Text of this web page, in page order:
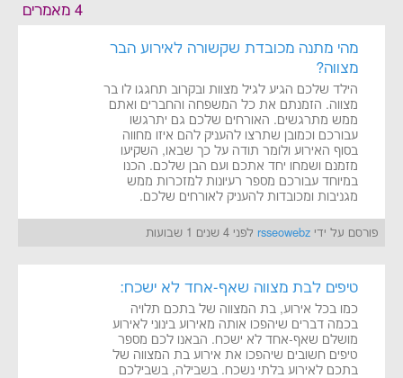
4 מאמרים
מהי מתנה מכובדת שקשורה לאירוע הבר
מצווה?
הילד שלכם הגיע לגיל מצוות ובקרוב תחגגו לו בר
מצווה. הזמנתם את כל המשפחה והחברים ואתם
ממש מתרגשים. האורחים שלכם גם יתרגשו
עבורכם וכמובן שתרצו להעניק להם איזו מחווה
בסוף האירוע ולומר תודה על כך שבאו, השקיעו
מזמנם ושמחו יחד אתכם ועם הבן שלכם. הכנו
במיוחד עבורכם מספר רעיונות למזכרות ממש
מגניבות ומכובדות להעניק לאורחים שלכם.
פורסם על ידי rsseowebz לפני 4 שנים 1 שבועות
טיפים לבת מצווה שאף-אחד לא ישכח:
כמו בכל אירוע, בת המצווה של בתכם תלויה
בכמה דברים שיהפכו אותה מאירוע בינוני לאירוע
מושלם שאף-אחד לא ישכח. הבאנו לכם מספר
טיפים חשובים שיהפכו את אירוע בת המצווה של
בתכם לאירוע בלתי נשכח. בשבילה, בשבילכם